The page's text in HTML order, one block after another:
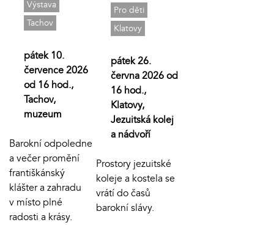
Výstava
Tachov
pátek 10.
července 2026
od 16 hod.,
Tachov,
muzeum
Barokní odpoledne
a večer promění
františkánský
klášter a zahradu
v místo plné
radosti a krásy.
Pro děti
Klatovy
pátek 26.
června 2026 od
16 hod.,
Klatovy,
Jezuitská kolej
a nádvoří
Prostory jezuitské
koleje a kostela se
vrátí do časů
barokní slávy.